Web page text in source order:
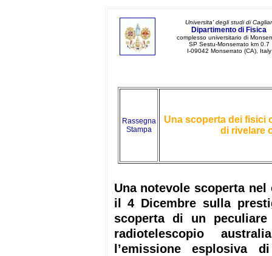
Universita' degli studi di
Dipartimento di Fisica
complesso universitario di
SP Sestu-Monserrato km 0.7
I-09042 Monserrato (CA), Italy
Rassegna
Stampa
Una scoperta dei fisici
di rivelare
Una notevole scoperta
il 4 Dicembre sulla
scoperta di un
radiotelescopio
l’emissione esplosiva